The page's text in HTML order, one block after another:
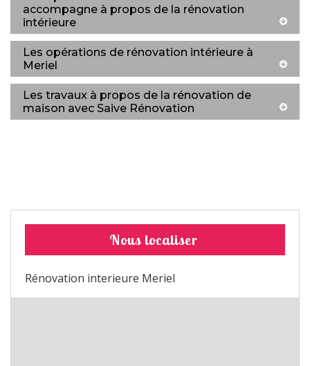
accompagne à propos de la rénovation
intérieure
Les opérations de rénovation intérieure à
Meriel
Les travaux à propos de la rénovation de
maison avec Saive Rénovation
Nous localiser
Rénovation interieure Meriel